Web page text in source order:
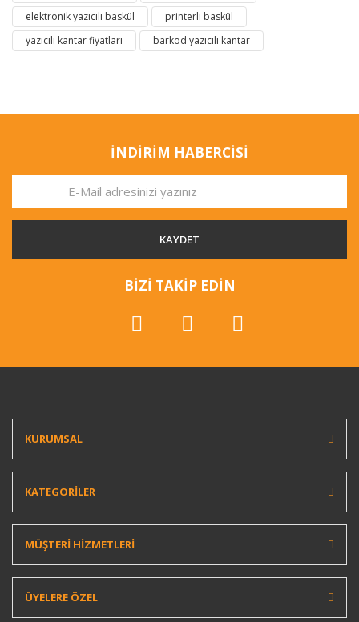
elektronik yazıcılı baskül
printerli baskül
yazıcılı kantar fiyatları
barkod yazıcılı kantar
İNDİRİM HABERCİSİ
KAYDET
BİZİ TAKİP EDİN
KURUMSAL
KATEGORİLER
MÜŞTERİ HİZMETLERİ
ÜYELERE ÖZEL